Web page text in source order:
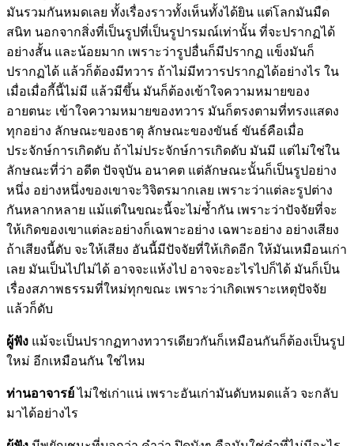
มันรวมกันหมดเลย ทั้งเรื่องราวทั้งเห็นทั้งได้ยิน แต่โลกมันมืด
สนิท นอกจากสิ่งที่เป็นรูปที่เป็นรูปารมณ์เท่านั้น ที่จะปรากฏได้
อย่างสั้น และน้อยมาก เพราะว่ารูปอื่นก็มีปรากฏ แข็งมันก็
ปรากฏได้ แล้วก็ต้องมีทวาร ถ้าไม่มีทวารปรากฏได้อย่างไร ใน
เมื่อเมื่อกี้นี้ไม่มี แล้วมีขึ้น มันก็ต้องเข้าใจความหมายของ
อายตนะ เข้าใจความหมายของทวาร มันก็ตรงตามที่ทรงแสดง
ทุกอย่าง ลักษณะของธาตุ ลักษณะของขันธ์ ขันธ์คือเมื่อ
ประจักษ์การเกิดดับ ถ้าไม่ประจักษ์การเกิดดับ มันมี แต่ไม่ใช่ใน
ลักษณะที่ว่า อดีต ปัจจุบัน อนาคต แต่ลักษณะนั้นก็เป็นรูปอย่าง
หนึ่ง อย่างหนึ่งของเขาจะวิจิตรมากเลย เพราะว่าแต่ละรูปต่าง
กันหลากหลาย แม้แต่ในขณะนี้จะไม่ซ้ำกัน เพราะว่าปัจจัยที่จะ
ให้เกิดของเขาแต่ละอย่างก็เฉพาะอย่าง เฉพาะอย่าง อย่างเสียง
ถ้าเสียงนี้ดับ จะให้เสียง อันนี้มีปัจจัยที่ให้เกิดอีก ให้มันเหมือนเก่า
เลย มันเป็นไปไม่ได้ อาจจะแห้งไป อาจจะอะไรไปก็ได้ มันก็เป็น
เรื่องสภาพธรรมที่ใหม่ทุกขณะ เพราะว่าเกิดเพราะเหตุปัจจัย
แล้วก็ดับ
ผู้ฟัง แม้จะเป็นปรากฏทางทวารเดียวกันก็เหมือนกันก็ต้องเป็นรูป
ใหม่ อีกเหมือนกัน ใช่ไหม
ท่านอาจารย์ไม่ใช่เก่าแน่ เพราะอันเก่ามันดับหมดแล้ว จะกลับ
มาได้อย่างไร